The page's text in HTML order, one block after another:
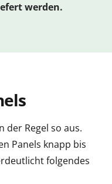
werden.
der Regel so aus.
Panels knapp bis
folgendes